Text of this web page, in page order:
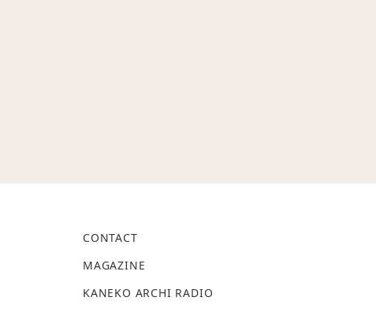
CONTACT
MAGAZINE
KANEKO ARCHI RADIO